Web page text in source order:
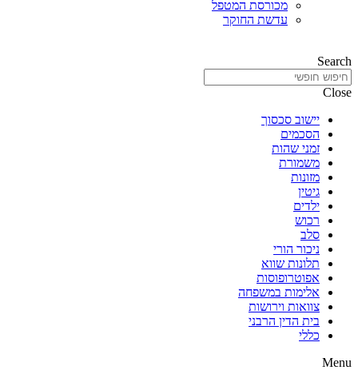
מכורסת המטפל
עדשת החוקר
Search
Close
יישוב סכסוך
הסכמים
זמני שהות
משמורת
מזונות
גיטין
ילדים
רכוש
סלב
ניכור הורי
תלונות שווא
אפוטרופוסות
אלימות במשפחה
צוואות וירושות
בית הדין הרבני
כללי
Menu